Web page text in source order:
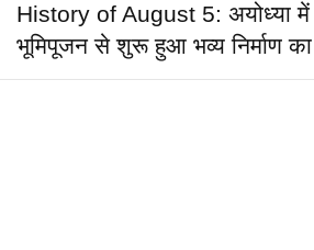
History of August 5: अयोध्या में
भूमिपूजन से शुरू हुआ भव्य निर्माण का